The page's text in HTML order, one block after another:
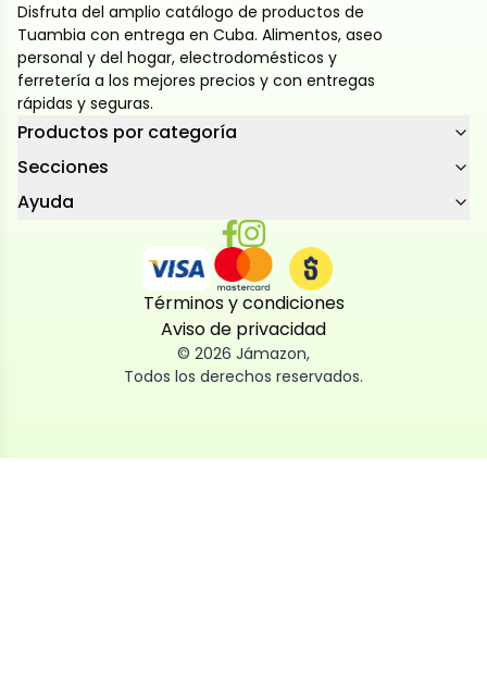
Disfruta del amplio catálogo de productos de
Tuambia con entrega en Cuba. Alimentos, aseo
personal y del hogar, electrodomésticos y
ferretería a los mejores precios y con entregas
rápidas y seguras.
Productos por categoría
Secciones
Ayuda
Términos y condiciones
Aviso de privacidad
© 2026 Jámazon,
Todos los derechos reservados.